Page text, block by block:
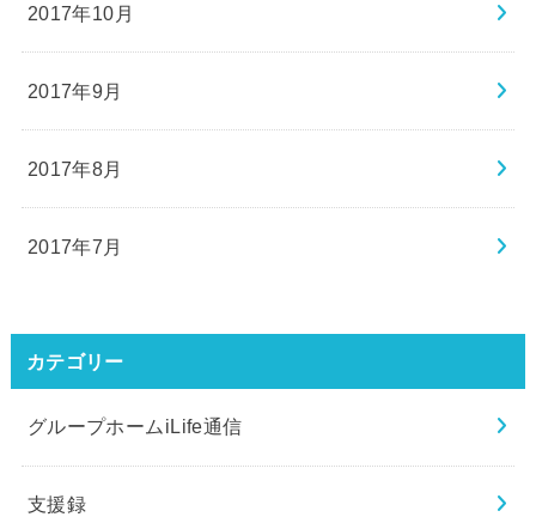
2017年10月
2017年9月
2017年8月
2017年7月
カテゴリー
グループホームiLife通信
支援録